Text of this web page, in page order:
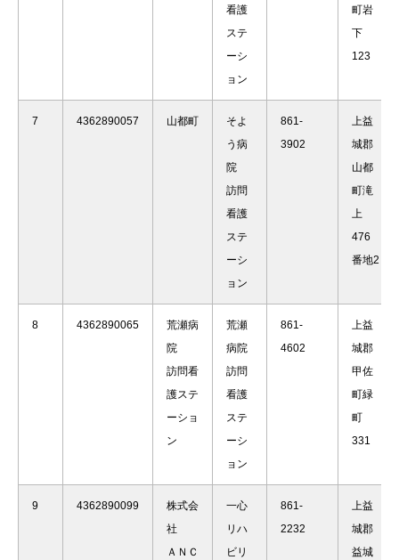
看護
ステ
ーシ
ョン
町岩
下
123
7 4362890057 山都町
そよ
う病
院
訪問
看護
ステ
ーシ
ョン
861-
3902
上益
城郡
山都
町滝
上
476
番地2
8 4362890065
荒瀬病
院
訪問看
護ステ
ーショ
ン
荒瀬
病院
訪問
看護
ステ
ーシ
ョン
861-
4602
上益
城郡
甲佐
町緑
町
331
9 4362890099
株式会
社
ＡＮＣ
一心
リハ
ビリ
861-
2232
上益
城郡
益城